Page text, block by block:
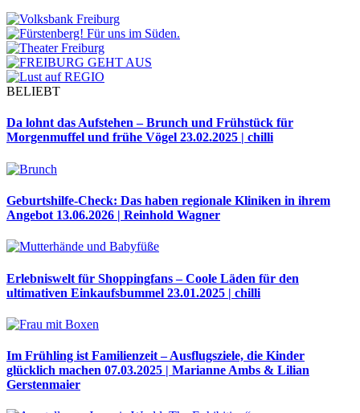
BELIEBT
Da lohnt das Aufstehen – Brunch und Frühstück für
Morgenmuffel und frühe Vögel 23.02.2025 | chilli
Geburtshilfe-Check: Das haben regionale Kliniken in ihrem
Angebot 13.06.2026 | Reinhold Wagner
Erlebniswelt für Shoppingfans – Coole Läden für den
ultimativen Einkaufsbummel 23.01.2025 | chilli
Im Frühling ist Familienzeit – Ausflugsziele, die Kinder
glücklich machen 07.03.2025 | Marianne Ambs & Lilian
Gerstenmaier